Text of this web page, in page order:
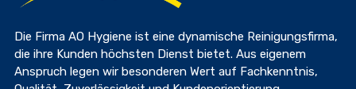
Die Firma AO Hygiene ist eine dynamische Reinigungsfirma,
die ihre Kunden höchsten Dienst bietet. Aus eigenem
Anspruch legen wir besonderen Wert auf Fachkenntnis,